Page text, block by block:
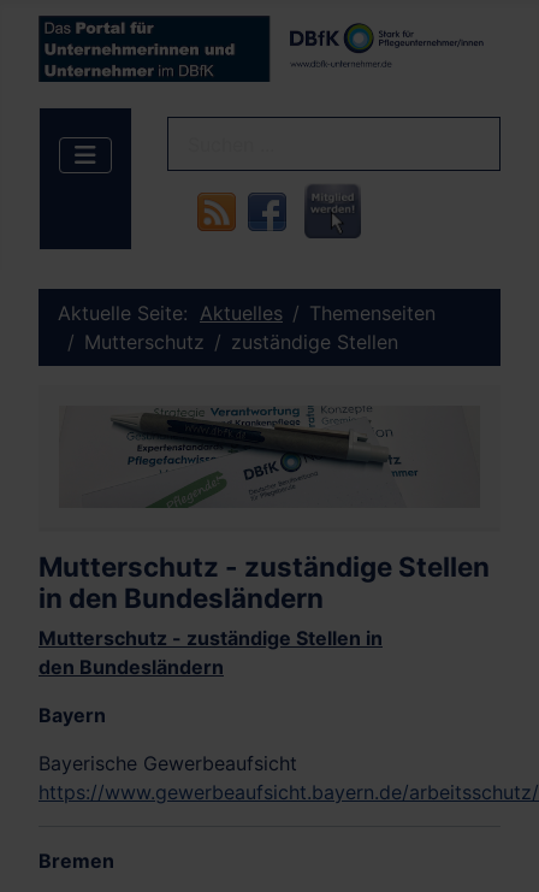
Aktuelle Seite: Aktuelles
Themenseiten
Mutterschutz
zuständige Stellen
Mutterschutz - zuständige Stellen
in den Bundesländern
Mutterschutz - zuständige Stellen in
den Bundesländern
Bayern
Bayerische Gewerbeaufsicht
https://www.gewerbeaufsicht.bayern.de/
Bremen